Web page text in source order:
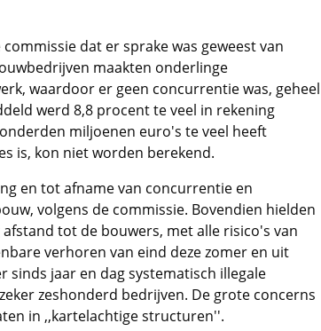
dat er sprake was geweest van
maakten onderlinge
waardoor er geen concurrentie was, geheel
werd 8,8 procent te veel in rekening
miljoenen euro's te veel heeft
is, kon niet worden berekend.
en tot afname van concurrentie en
volgens de commissie. Bovendien hielden
tot de bouwers, met alle risico's van
verhoren van eind deze zomer en uit
jaar en dag systematisch illegale
zeshonderd bedrijven. De grote concerns
in ,,kartelachtige structuren''.